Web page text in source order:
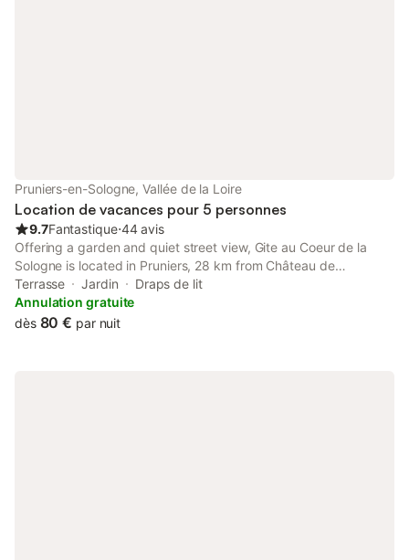
Pruniers-en-Sologne, Vallée de la Loire
Location de vacances pour 5 personnes
9.7Fantastique⋅44 avis
Offering a garden and quiet street view, Gite au Coeur de la
Sologne is located in Pruniers, 28 km from Château de
Cheverny and 30 km from Beauval Zoo. This holiday home
features free private parking and a 24-hour front desk.
Terrasse Jardin
Draps de lit
Annulation gratuite
dès 80 € par nuit